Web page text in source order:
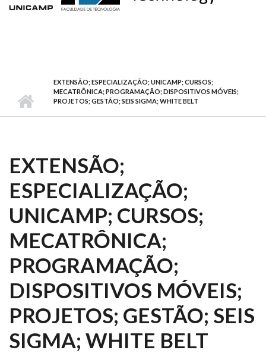
EXTENSÃO; ESPECIALIZAÇÃO; UNICAMP; CURSOS;
MECATRÔNICA; PROGRAMAÇÃO; DISPOSITIVOS MÓVEIS;
PROJETOS; GESTÃO; SEIS SIGMA; WHITE BELT
EXTENSÃO;
ESPECIALIZAÇÃO;
UNICAMP; CURSOS;
MECATRÔNICA;
PROGRAMAÇÃO;
DISPOSITIVOS MÓVEIS;
PROJETOS; GESTÃO; SEIS
SIGMA; WHITE BELT